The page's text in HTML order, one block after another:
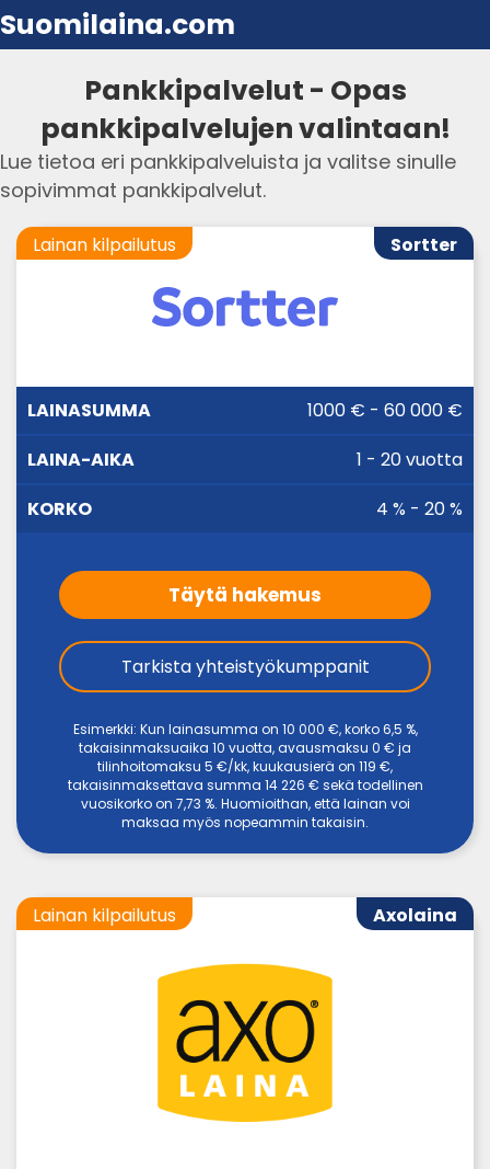
Suomilaina.com
Pankkipalvelut - Opas
pankkipalvelujen valintaan!
Lue tietoa eri pankkipalveluista ja valitse sinulle
sopivimmat pankkipalvelut.
Sortter
Lainan kilpailutus
LAINASUMMA KORKO1000 € - 60 000 €
1 - 20 vuotta
4 % - 20 %
Täytä hakemus
Tarkista yhteistyökumppanit
Esimerkki: Kun lainasumma on 10 000 €, korko 6,5 %,
takaisinmaksuaika 10 vuotta, avausmaksu 0 € ja
tilinhoitomaksu 5 €/kk, kuukausierä on 119 €,
takaisinmaksettava summa 14 226 € sekä todellinen
vuosikorko on 7,73 %. Huomioithan, että lainan voi
maksaa myös nopeammin takaisin.
Axolaina
Lainan kilpailutus